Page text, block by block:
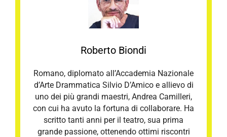
Roberto Biondi
Romano, diplomato all’Accademia Nazionale
d’Arte Drammatica Silvio D’Amico e allievo di
uno dei più grandi maestri, Andrea Camilleri,
con cui ha avuto la fortuna di collaborare. Ha
scritto tanti anni per il teatro, sua prima
grande passione, ottenendo ottimi riscontri